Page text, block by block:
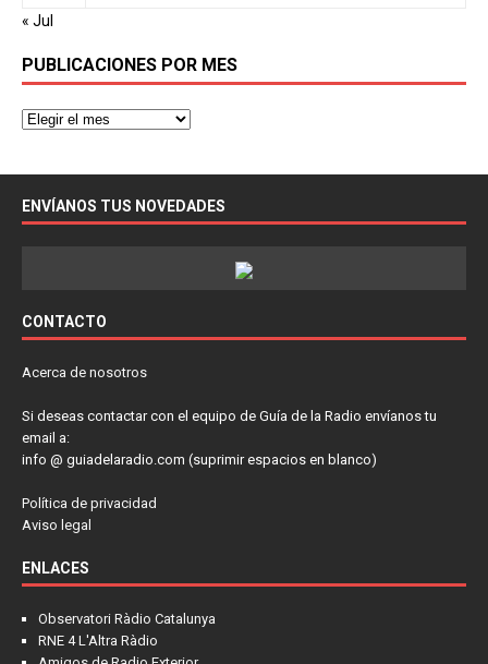
« Jul
PUBLICACIONES POR MES
ENVÍANOS TUS NOVEDADES
CONTACTO
Acerca de nosotros
Si deseas contactar con el equipo de Guía de la Radio envíanos tu
email a:
info @ guiadelaradio.com (suprimir espacios en blanco)
Política de privacidad
Aviso legal
ENLACES
Observatori Ràdio Catalunya
RNE 4 L'Altra Ràdio